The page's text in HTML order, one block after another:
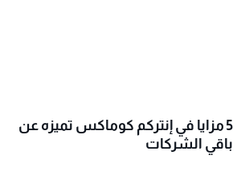
5 مزايا في إنتركم كوماكس تميزه عن
باقي الشركات